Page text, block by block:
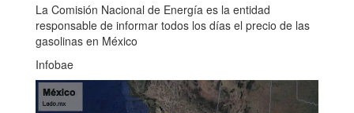
La Comisión Nacional de Energía es la entidad
responsable de informar todos los días el precio de las
gasolinas en México
Infobae